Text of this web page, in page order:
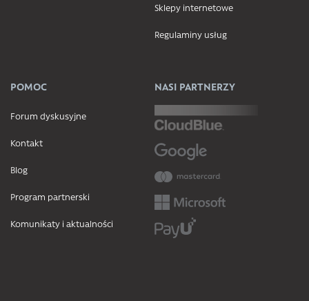
Sklepy internetowe
Regulaminy usług
POMOC
Forum dyskusyjne
Kontakt
Blog
Program partnerski
Komunikaty i aktualności
NASI PARTNERZY